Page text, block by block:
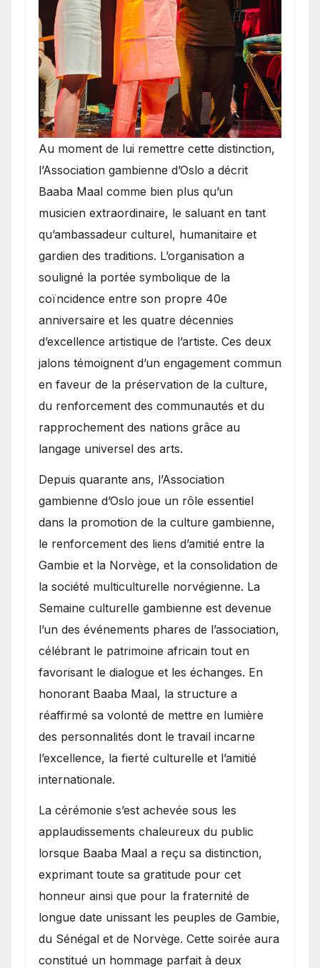
​Au moment de lui remettre cette distinction,
l’Association gambienne d’Oslo a décrit
Baaba Maal comme bien plus qu’un
musicien extraordinaire, le saluant en tant
qu’ambassadeur culturel, humanitaire et
gardien des traditions. L’organisation a
souligné la portée symbolique de la
coïncidence entre son propre 40e
anniversaire et les quatre décennies
d’excellence artistique de l’artiste. Ces deux
jalons témoignent d’un engagement commun
en faveur de la préservation de la culture,
du renforcement des communautés et du
rapprochement des nations grâce au
langage universel des arts.
​Depuis quarante ans, l’Association
gambienne d’Oslo joue un rôle essentiel
dans la promotion de la culture gambienne,
le renforcement des liens d’amitié entre la
Gambie et la Norvège, et la consolidation de
la société multiculturelle norvégienne. La
Semaine culturelle gambienne est devenue
l’un des événements phares de l’association,
célébrant le patrimoine africain tout en
favorisant le dialogue et les échanges. En
honorant Baaba Maal, la structure a
réaffirmé sa volonté de mettre en lumière
des personnalités dont le travail incarne
l’excellence, la fierté culturelle et l’amitié
internationale.
​La cérémonie s’est achevée sous les
applaudissements chaleureux du public
lorsque Baaba Maal a reçu sa distinction,
exprimant toute sa gratitude pour cet
honneur ainsi que pour la fraternité de
longue date unissant les peuples de Gambie,
du Sénégal et de Norvège. Cette soirée aura
constitué un hommage parfait à deux